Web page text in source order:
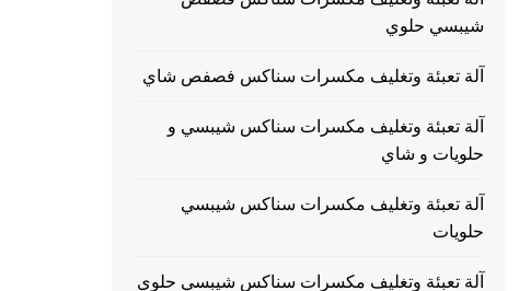
شيبسي حلوي
آلة تعبئة وتغليف مكسرات سناكس فصفص شاي
آلة تعبئة وتغليف مكسرات سناكس شيبسي و
حلويات و شاي
آلة تعبئة وتغليف مكسرات سناكس شيبسي
حلويات
آلة تعبئة وتغليف مكسرات سناكس شيبسي حلوي